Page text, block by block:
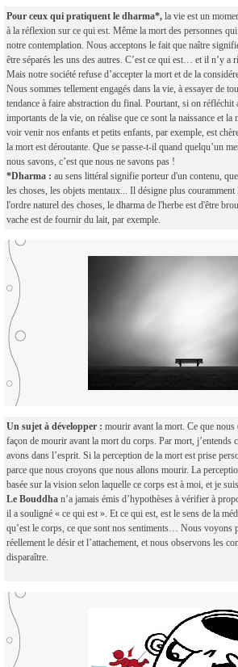
Pour ceux qui pratiquent le dharma*, la vie est un
à la réflexion sur ce qui est. Même la mort des personnes
notre contemplation. Nous acceptons le fait que naître
être séparés les uns des autres. C’est ce qui est… et il n’y a
Mais notre société refuse d’accepter la mort et de la
Nous sommes tellement engagés dans la vie, à essayer de
tendance à faire abstraction du final. Pourtant, si on réfléchit
importants de la vie, on réalise que ce sont la naissance et la
voir venir nos enfants et petits enfants, par exemple, est
la mort est déroutante. Que se passe-t-il quand quelqu’un
nous savons, c’est que nous ne savons pas !
*Dharma : au sens littéral signifie porteur d'un contenu,
les choses, les objets mentaux... Il désigne plus
l'ordre naturel des choses, le dharma de l'herbe est d'être
vache est de fournir du lait, par exemple.
Un sujet à développer : mourir avant la mort. Ce que nous
façon de mourir avant la mort du corps. Par mort, j’entends
avons dans l’esprit. Si la perception de la mort est prise
parce que nous croyons que nous allons mourir. La
basée sur la vision selon laquelle ce corps est à moi, et je
Le Bouddha n’a jamais émis d’hypothèses à vérifier à
il a souligné « ce qui est ». Et ce qui est, est le sens de la
qu’est le corps, ce que sont nos sentiments… Nous voyons
réellement le désir et l’attachement, et nous observons les
disparaître.